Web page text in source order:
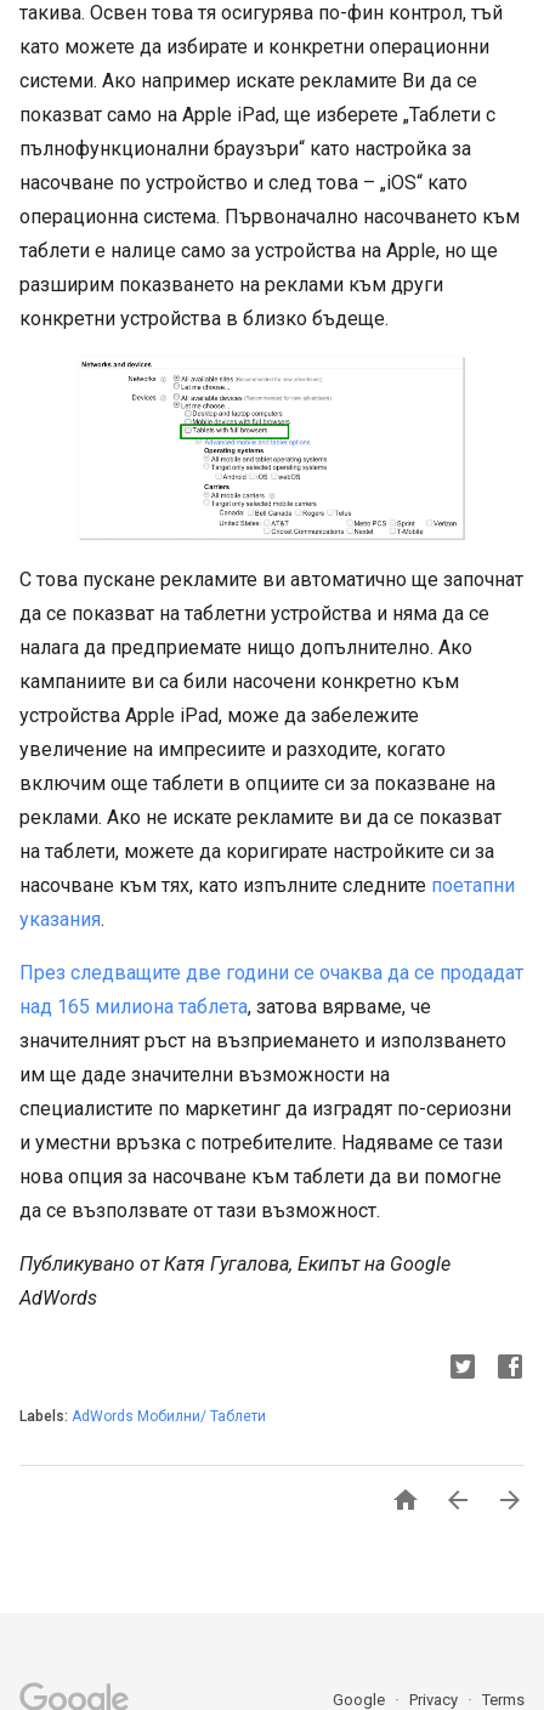
такива. Освен това тя осигурява по-фин контрол, тъй
като можете да избирате и конкретни операционни
системи. Ако например искате рекламите Ви да се
показват само на Apple iPad, ще изберете „Таблети с
пълнофункционални браузъри“ като настройка за
насочване по устройство и след това – „iOS“ като
операционна система. Първоначално насочването към
таблети е налице само за устройства на Apple, но ще
разширим показването на реклами към други
конкретни устройства в близко бъдеще.
С това пускане рекламите ви автоматично ще започнат
да се показват на таблетни устройства и няма да се
налага да предприемате нищо допълнително. Ако
кампаниите ви са били насочени конкретно към
устройства Apple iPad, може да забележите
увеличение на импресиите и разходите, когато
включим още таблети в опциите си за показване на
реклами. Ако не искате рекламите ви да се показват
на таблети, можете да коригирате настройките си за
насочване към тях, като изпълните следните поетапни
указания.
През следващите две години се очаква да се продадат
над 165 милиона таблета, затова вярваме, че
значителният ръст на възприемането и използването
им ще даде значителни възможности на
специалистите по маркетинг да изградят по-сериозни
и уместни връзка с потребителите. Надяваме се тази
нова опция за насочване към таблети да ви помогне
да се възползвате от тази възможност.
Публикувано от Катя Гугалова, Екипът на Google
AdWords
Labels: AdWords Мобилни/ Таблети
  
Google Privacy Terms